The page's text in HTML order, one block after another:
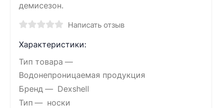
демисезон.
Написать отзыв
Характеристики:
Тип товара
Водонепроницаемая продукция
Бренд
Dexshell
Тип
носки